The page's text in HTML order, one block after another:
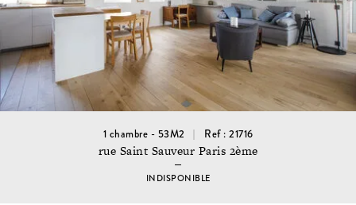
1 chambre - 53M2 Ref : 21716
rue Saint Sauveur Paris 2ème
INDISPONIBLE